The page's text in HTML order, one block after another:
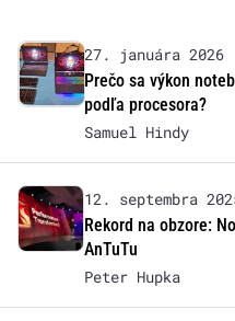
27. januára 2026
Prečo sa výkon
podľa procesora?
Samuel Hindy
12. septembra
Rekord na obzore:
AnTuTu
Peter Hupka